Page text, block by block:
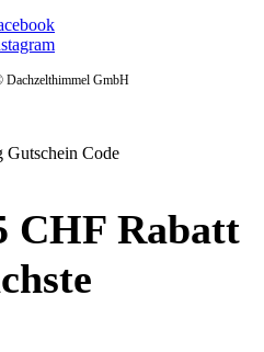
GmbH
CHF Rabatt